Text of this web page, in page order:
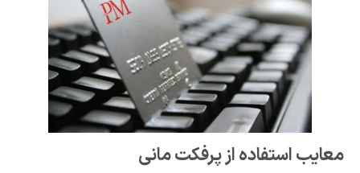
معایب استفاده از پرفکت مانی